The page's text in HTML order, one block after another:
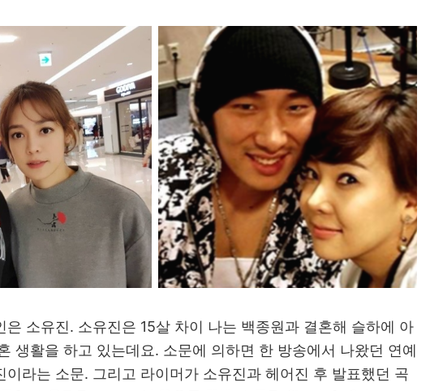
은 소유진. 소유진은 15살 차이 나는 백종원과 결혼해 슬하에 아
생활을 하고 있는데요. 소문에 의하면 한 방송에서 나왔던 연예
이라는 소문. 그리고 라이머가 소유진과 헤어진 후 발표했던 곡